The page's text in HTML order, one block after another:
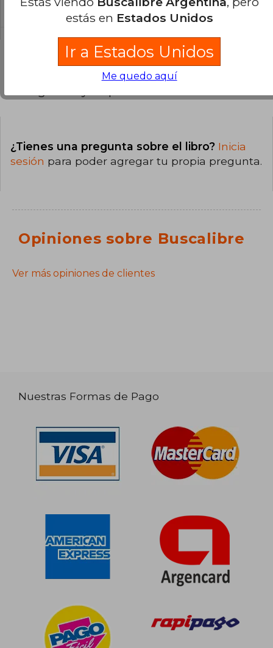
Dura.
¿Tienes una pregunta sobre el libro? Inicia
sesión para poder agregar tu propia pregunta.
Opiniones sobre Buscalibre
Ver más opiniones de clientes
Nuestras Formas de Pago
estás en Estados Unidos
Ir a Estados Unidos
Me quedo aquí